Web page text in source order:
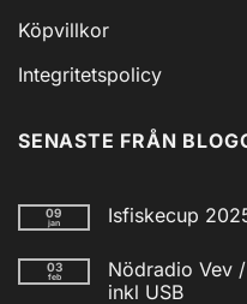
Köpvillkor
Integritetspolicy
SENASTE FRÅN
09
jan Isfiskecup
till
Isfiskecup
03
feb
Nödradio Vev
inkl USB